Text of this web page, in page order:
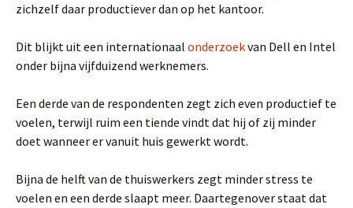
zichzelf daar productiever dan op het kantoor.
Dit blijkt uit een internationaal onderzoekvan Dell en Intel
onder bijna vijfduizend werknemers.
Een derde van de respondenten zegt zich even productief te
voelen, terwijl ruim een tiende vindt dat hij of zij minder
doet wanneer er vanuit huis gewerkt wordt.
Bijna de helft van de thuiswerkers zegt minder stress te
voelen en een derde slaapt meer. Daartegenover staat dat